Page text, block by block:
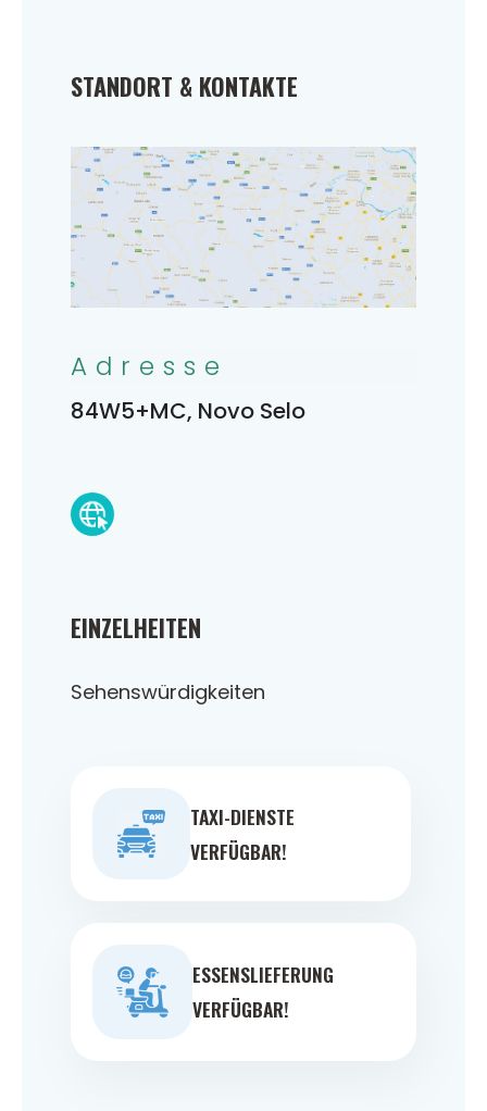
EINZELHEITEN
Sehenswürdigkeiten
TAXI-DIENSTE
VERFÜGBAR!
ESSENSLIEFERUNG
VERFÜGBAR!
STANDORT & KONTAKTE
Adresse
84W5+MC, Novo Selo